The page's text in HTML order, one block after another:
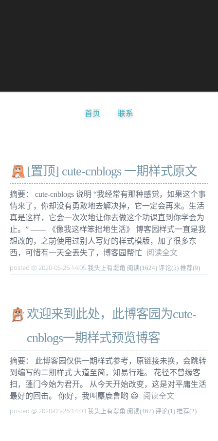
首页 联系
[置顶] cute-cnblogs 一期样式原文
摘要： cute-cnblogs 说明 “我经常有那种感觉，如果这个事
情来了，你却没有勇敢地去解决掉，它一定会再来。生活
真是这样，它会一次次地让你去做这个功课直到你学会为
止。” —— 《像我这样笨拙地生活》 博客园样式一直是我
想改的，之前使用过别人写好的样式模版，加了很多东
西，可惜有一天全丢失了，博客园帮忙 阅读全文
posted @ 2020-05-26 14:05 我头上有堤角 阅读(1624) 评论(5) 推荐(9)
欢迎来到此处，此博客园为cute-
cnblogs一期样式预览博客
摘要： 此博客园仅供一期样式参考，原链接未换，会跳转
到编写的二期样式 大道至简，知易行难。 花径不曾缘客
扫，蓬门今始为君开。 从今天开始改变，这是对平庸生活
最好的回击。 你好，我叫麋鹿鲁哟 😃
阅读全文
posted @ 2020-05-26 14:03 我头上有堤角 阅读(467) 评论(1) 推荐(2)